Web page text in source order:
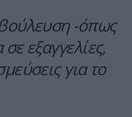
-όπως
εξαγγελίες,
για το